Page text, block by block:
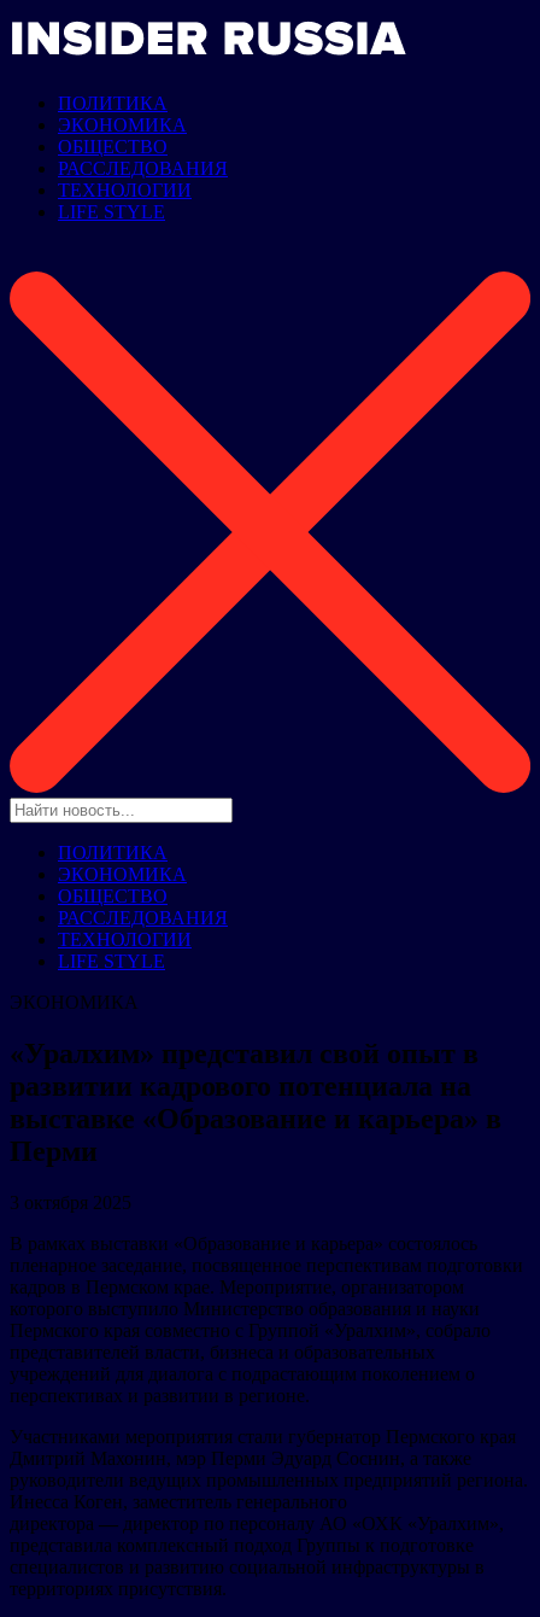
ПОЛИТИКА
ЭКОНОМИКА
ОБЩЕСТВО
РАССЛЕДОВАНИЯ
ТЕХНОЛОГИИ
LIFE STYLE
ПОЛИТИКА
ЭКОНОМИКА
ОБЩЕСТВО
РАССЛЕДОВАНИЯ
ТЕХНОЛОГИИ
LIFE STYLE
ЭКОНОМИКА
«Уралхим» представил свой опыт в
развитии кадрового потенциала на
выставке «Образование и карьера» в
Перми
3 октября 2025
В рамках выставки «Образование и карьера» состоялось
пленарное заседание, посвященное перспективам подготовки
кадров в Пермском крае. Мероприятие, организатором
которого выступило Министерство образования и науки
Пермского края совместно с Группой «Уралхим», собрало
представителей власти, бизнеса и образовательных
учреждений для диалога c подрастающим поколением о
перспективах и развитии в регионе.
Участниками мероприятия стали губернатор Пермского края
Дмитрий Махонин, мэр Перми Эдуард Соснин, а также
руководители ведущих промышленных предприятий региона.
Инесса Коген, заместитель генерального
директора — директор по персоналу АО «ОХК «Уралхим»,
представила комплексный подход Группы к подготовке
специалистов и развитию социальной инфраструктуры в
территориях присутствия.